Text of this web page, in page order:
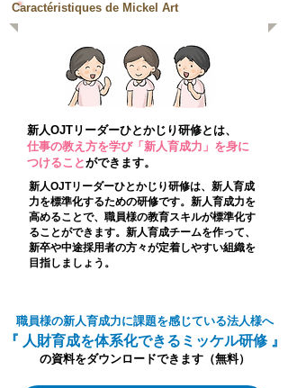
Caractéristiques de Mickel Art
新人OJTリーダーひとかじり研修とは、
​仕事の教え方を学び「新人育成力」を身に
つけることができます。
新人OJTリーダーひとかじり研修は、新人育成
力を標準化するための研修です。新人育成力を
高めることで、職員様の教育スキルが標準化す
ることができます。新人育成チームを作って、
新卒や中途採用者の方々が定着しやすい組織を
目指しましょう。
職員様の新人育成力に課題を感じている法人様へ
『 人財育成を体系化できるミッケル研修 』
の資料をダウンロードできます（無料）